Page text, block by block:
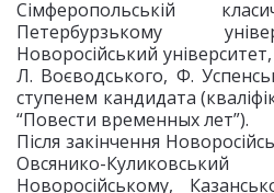
Сімферопольській
Петербурзькому
Новоросійський
Л. Воєводського, Ф.
ступенем кандидата
“Повести временных лет”).
Після закінчення
Овсянико-
Новоросійському,